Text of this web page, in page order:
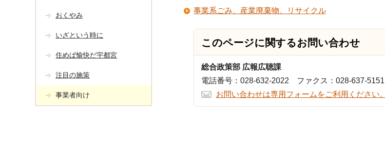
事業系ごみ、産業廃棄物、リサイクル
このページに関するお問い合わせ
総合政策部 広報広聴課
電話番号：028-632-2022 ファクス：028-637-5151
お問い合わせは専用フォームをご利用ください。
おくやみ
いざという時に
住めば愉快だ宇都宮
注目の施策
事業者向け